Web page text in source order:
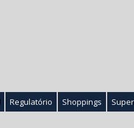
Regulatório Shoppings